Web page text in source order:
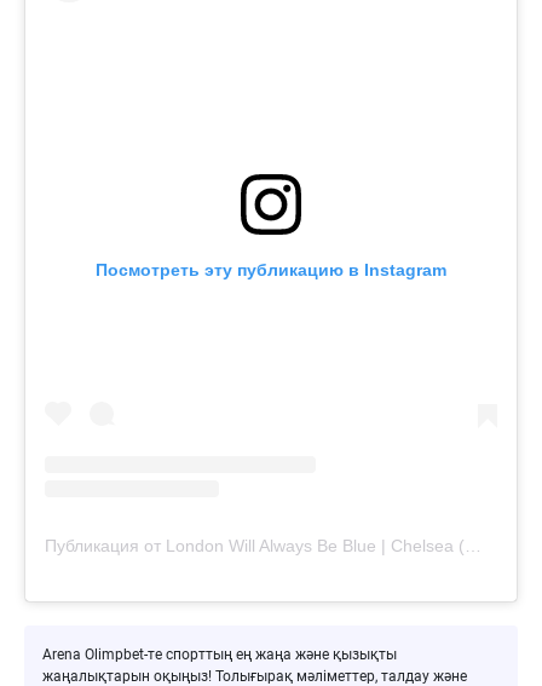
Посмотреть эту публикацию в Instagram
Arena Olimpbet-те спорттың ең жаңа және қызықты
жаңалықтарын оқыңыз! Толығырақ мәліметтер, талдау және